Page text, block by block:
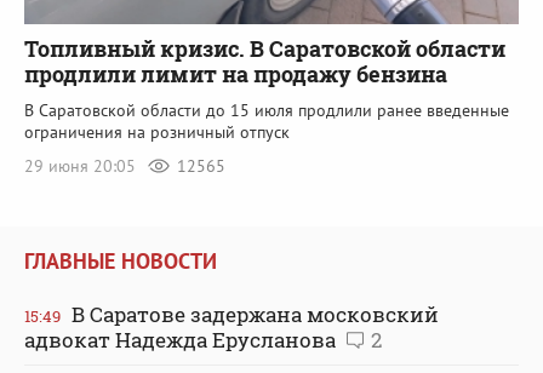
Топливный кризис. В Саратовской области
продлили лимит на продажу бензина
В Саратовской области до 15 июля продлили ранее введенные
ограничения на розничный отпуск
29 июня 20:05
12565
ГЛАВНЫЕ НОВОСТИ
15:49 В Саратове задержана московский
адвокат Надежда Ерусланова
2